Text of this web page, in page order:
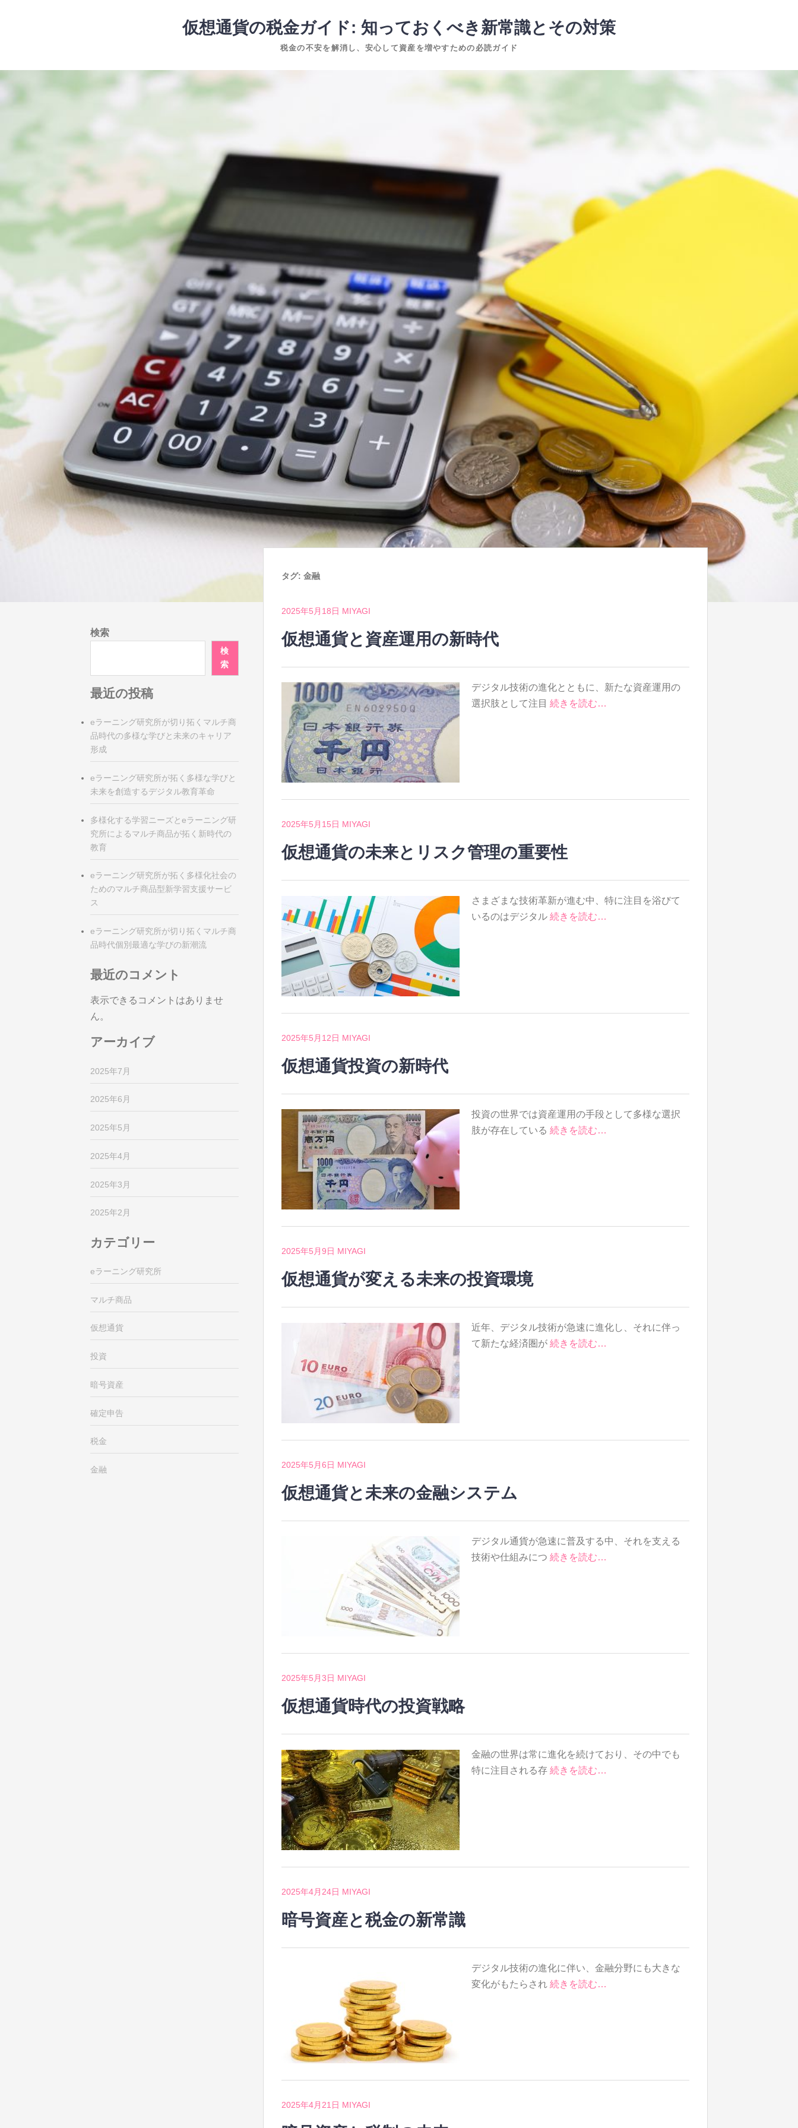
ツ
仮想通貨の税金ガイド: 知っておくべき新常識とその対策
税金の不安を解消し、安心して資産を増やすための必読ガイド
ッ
プ
タグ:金融
2025年5月18日 MIYAGI
仮想通貨と資産運用の新時代
デジタル技術の進化とともに、新たな資産運用の
選択肢として注目続きを読む…
2025年5月15日 MIYAGI
仮想通貨の未来とリスク管理の重要性
さまざまな技術革新が進む中、特に注目を浴びて
いるのはデジタル続きを読む…
2025年5月12日 MIYAGI
仮想通貨投資の新時代
投資の世界では資産運用の手段として多様な選択
肢が存在している続きを読む…
2025年5月9日 MIYAGI
仮想通貨が変える未来の投資環境
近年、デジタル技術が急速に進化し、それに伴っ
て新たな経済圏が続きを読む…
2025年5月6日 MIYAGI
仮想通貨と未来の金融システム
デジタル通貨が急速に普及する中、それを支える
技術や仕組みにつ続きを読む…
2025年5月3日 MIYAGI
仮想通貨時代の投資戦略
金融の世界は常に進化を続けており、その中でも
特に注目される存続きを読む…
2025年4月24日 MIYAGI
暗号資産と税金の新常識
デジタル技術の進化に伴い、金融分野にも大きな
変化がもたらされ続きを読む…
2025年4月21日 MIYAGI
検索
検
索
最近の投稿
eラーニング研究所が切り拓くマルチ商
品時代の多様な学びと未来のキャリア
形成
eラーニング研究所が拓く多様な学びと
未来を創造するデジタル教育革命
多様化する学習ニーズとeラーニング研
究所によるマルチ商品が拓く新時代の
教育
eラーニング研究所が拓く多様化社会の
ためのマルチ商品型新学習支援サービ
ス
eラーニング研究所が切り拓くマルチ商
品時代個別最適な学びの新潮流
最近のコメント
表示できるコメントはありませ
ん。
アーカイブ
2025年7月
2025年6月
2025年5月
2025年4月
2025年3月
2025年2月
カテゴリー
eラーニング研究所
マルチ商品
仮想通貨
投資
暗号資産
確定申告
税金
金融